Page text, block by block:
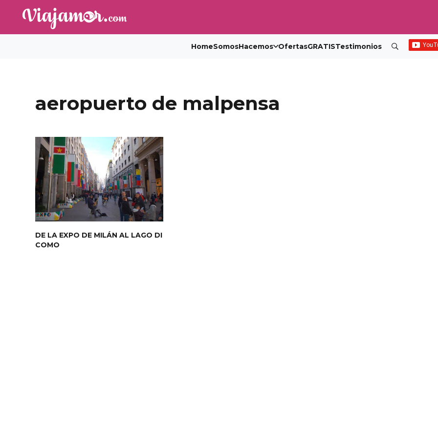
HomeSomosHacemos OfertasGRATISTestimonios
aeropuerto de malpensa
DE LA EXPO DE MILÁN AL LAGO DI
COMO